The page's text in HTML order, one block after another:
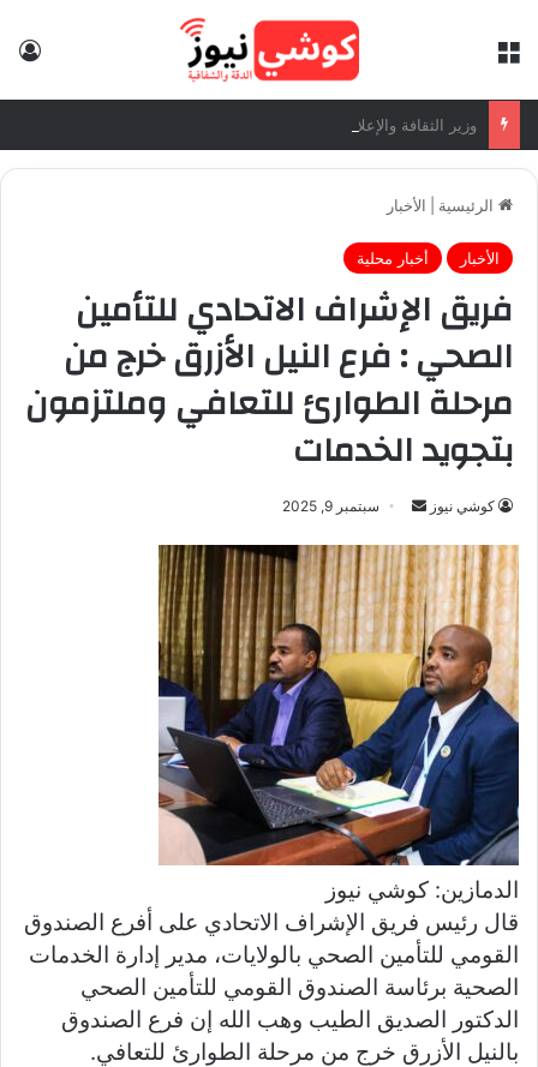
الرئيسية الأخبار
الأخبار أخبار محلية
فريق الإشراف الاتحادي للتأمين
الصحي : فرع النيل الأزرق خرج من
مرحلة الطوارئ للتعافي وملتزمون
بتجويد الخدمات
كوشي نيوز
س
ل
ب
ر
ي
د
ا
إ
ل
ك
ت
و
ي
ا
سبتمبر 9, 2025
الدمازين: كوشي نيوز
قال رئيس فريق الإشراف الاتحادي على أفرع الصندوق
القومي للتأمين الصحي بالولايات، مدير إدارة الخدمات
الصحية برئاسة الصندوق القومي للتأمين الصحي
الدكتور الصديق الطيب وهب الله إن فرع الصندوق
بالنيل الأزرق خرج من مرحلة الطوارئ للتعافي.